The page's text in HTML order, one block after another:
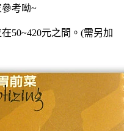
考呦~
50~420元之間。(需另加